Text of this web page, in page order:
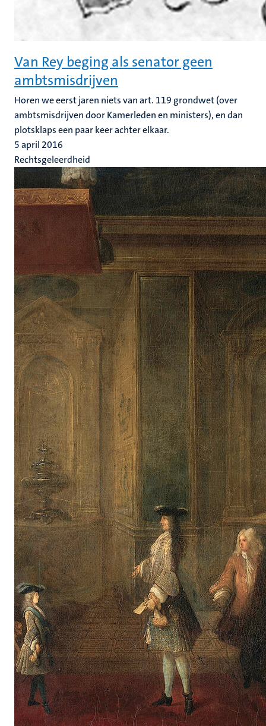
Van Rey beging als senator geen
ambtsmisdrijven
Horen we eerst jaren niets van art. 119 grondwet (over
ambtsmisdrijven door Kamerleden en ministers), en dan
plotsklaps een paar keer achter elkaar.
5 april 2016
Rechtsgeleerdheid